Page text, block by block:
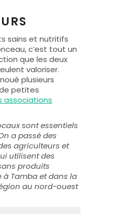
sains et nutritifs
c’est tout un
que les deux
valoriser.
plusieurs
petites
associations
sont essentiels
a passé des
agriculteurs et
utilisent des
produits
Tamba et dans la
au nord-ouest